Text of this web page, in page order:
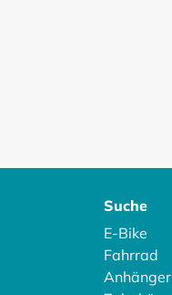
Suche
E-Bike
Fahrrad
Anhänger